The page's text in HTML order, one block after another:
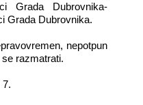
Grada Dubrovnika-
Grada Dubrovnika.
nepotpun
razmatrati.
7.